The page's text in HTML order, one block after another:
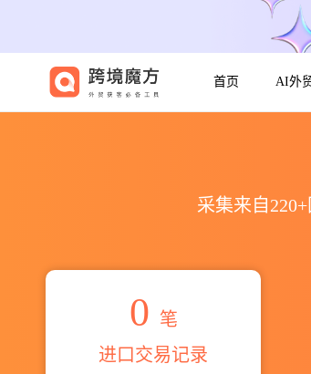
首页 AI外
采集来自
0 笔
进口交易记录